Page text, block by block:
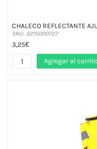
CHALECO REFLECTANTE
SKU: 3215000727
3,25€
Agregar al carrito